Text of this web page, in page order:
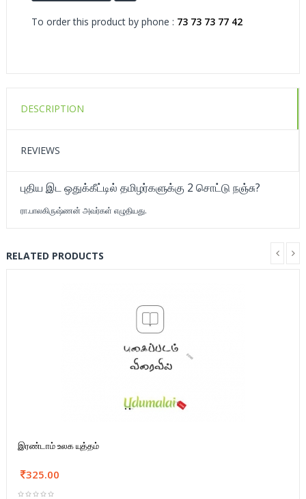
To order this product by phone : 73 73 73 77 42
DESCRIPTION
REVIEWS
புதிய இட ஒதுக்கீட்டில் தமிழர்களுக்கு 2 சொட்டு நஞ்சு?
ரா.பாலகிருஷ்ணன் அவர்கள் எழுதியது.
RELATED PRODUCTS
இரண்டாம் உலக யுத்தம்
325.00